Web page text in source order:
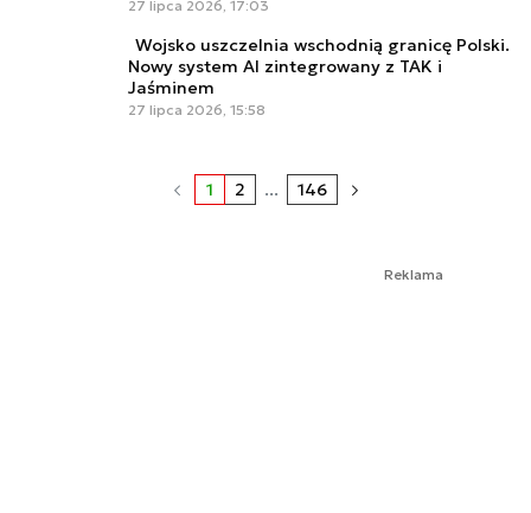
27 lipca 2026, 17:03
Wojsko uszczelnia wschodnią granicę Polski.
Nowy system AI zintegrowany z TAK i
Jaśminem
27 lipca 2026, 15:58
1 2 ... 146
Reklama